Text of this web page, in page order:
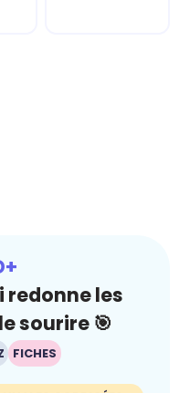
redonne les
sourire 🎯
FICHES